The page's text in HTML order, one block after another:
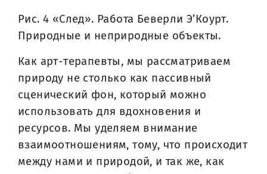
Рис. 4 «След». Работа Беверли Э’Коурт.
Природные и неприродные объекты.
Как арт-терапевты, мы рассматриваем
природу не столько как пассивный
сценический фон, который можно
использовать для вдохновения и
ресурсов. Мы уделяем внимание
взаимоотношениям, тому, что происходит
между нами и природой, и так же, как